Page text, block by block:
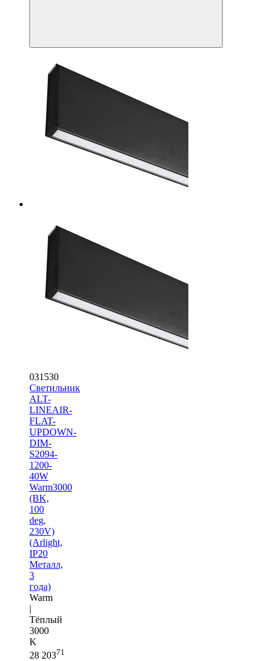
031530
Светильник
ALT-
LINEAIR-
FLAT-
UPDOWN-
DIM-
S2094-
1200-
40W
Warm3000
(BK,
100
deg,
230V)
(Arlight,
IP20
Металл,
3
года)
Warm
|
Тёплый
3000
K
28 20371